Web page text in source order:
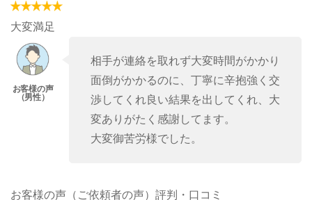
大変満足
相手が連絡を取れず大変時間がかかり
面倒がかかるのに、丁寧に辛抱強く交
渉してくれ良い結果を出してくれ、大
変ありがたく感謝してます。
大変御苦労様でした。
お客様の声（ご依頼者の声）評判・口コミ